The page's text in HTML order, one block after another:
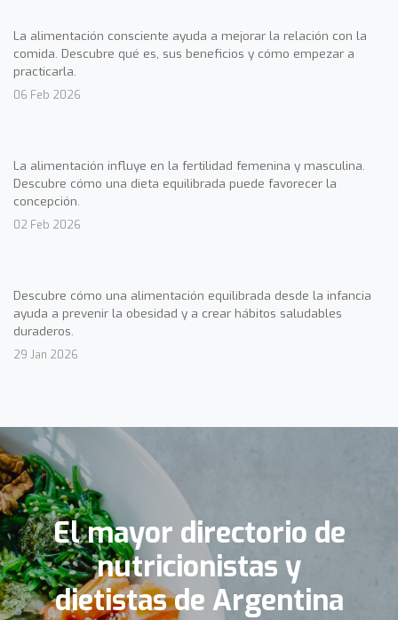
La alimentación consciente ayuda a mejorar la relación con la
comida. Descubre qué es, sus beneficios y cómo empezar a
practicarla.
06 Feb 2026
La alimentación influye en la fertilidad femenina y masculina.
Descubre cómo una dieta equilibrada puede favorecer la
concepción.
02 Feb 2026
Descubre cómo una alimentación equilibrada desde la infancia
ayuda a prevenir la obesidad y a crear hábitos saludables
duraderos.
29 Jan 2026
El mayor directorio de
nutricionistas y
dietistas de Argentina